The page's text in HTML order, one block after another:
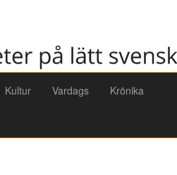
Kultur Vardags Krönika